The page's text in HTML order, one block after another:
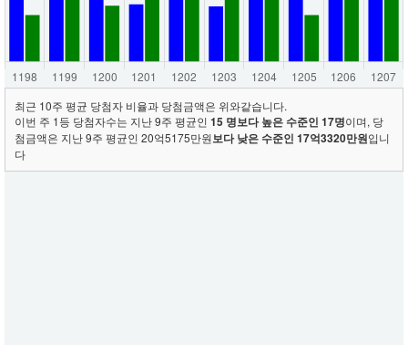
최근 10주 평균 당첨자 비율과 당첨금액은 위와같습니다.
이번 주 1등 당첨자수는 지난 9주 평균인 15 명보다 높은 수준인 17명이며, 당
첨금액은 지난 9주 평균인 20억5175만원보다 낮은 수준인 17억3320만원입니
다